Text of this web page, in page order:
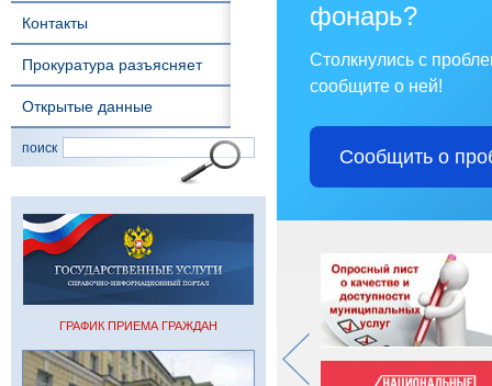
Контакты
Прокуратура разъясняет
Открытые данные
поиск
ГРАФИК ПРИЕМА ГРАЖДАН
фонарь?
Столкнулись с
сообщите о ней!
Сообщить о